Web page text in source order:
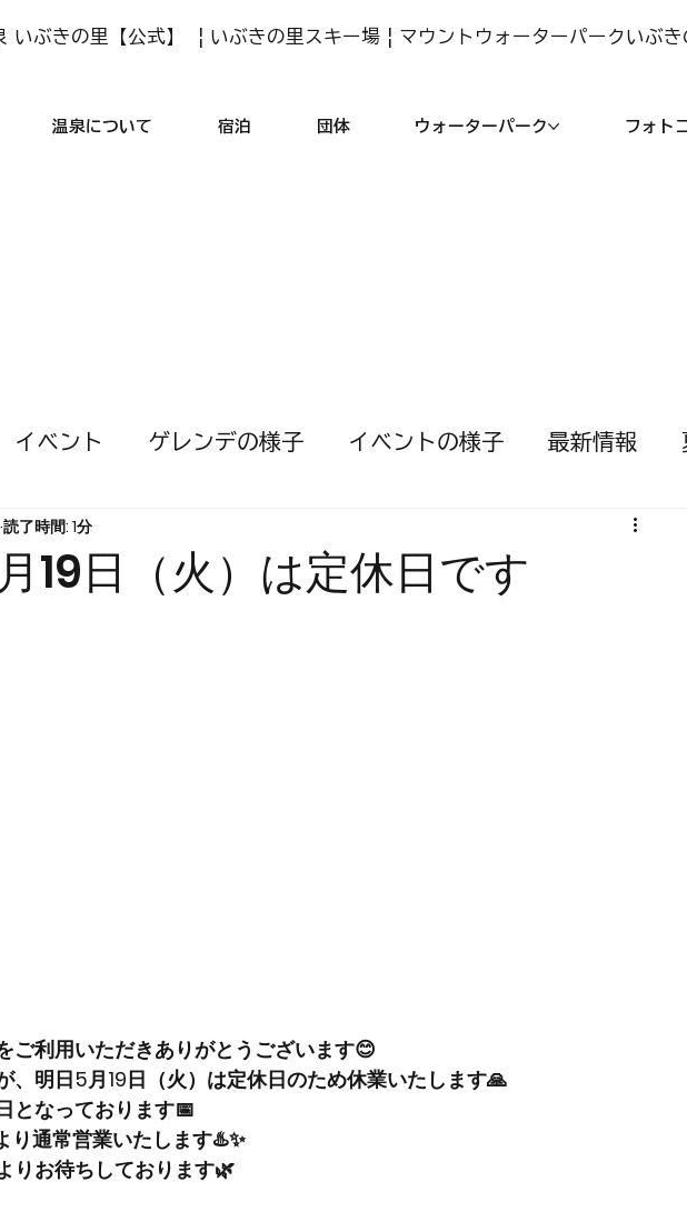
いぶきの里【公式】 | いぶきの里スキー場 | マウントウォーターパークいぶき
温泉について 宿泊 団体 ウォーターパーク フォト
イベント ゲレンデの様子 イベントの様子 最新情報
19日（火）は定休日です
読了時間: 1分
ご利用いただきありがとうございます😊
、明日5月19日（火）は定休日のため休業いたします🙏
となっております📅
り通常営業いたします♨️✨
りお待ちしております🌿